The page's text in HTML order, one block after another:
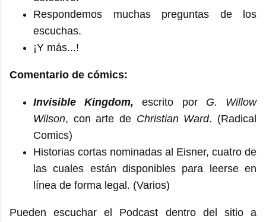
Respondemos muchas preguntas de los
escuchas.
¡Y más...!
Comentario de cómics:
Invisible Kingdom, escrito por G. Willow
Wilson, con arte de Christian Ward. (Radical
Comics)
Historias cortas nominadas al Eisner, cuatro de
las cuales están disponibles para leerse en
línea de forma legal. (Varios)
Pueden escuchar el Podcast dentro del sitio a